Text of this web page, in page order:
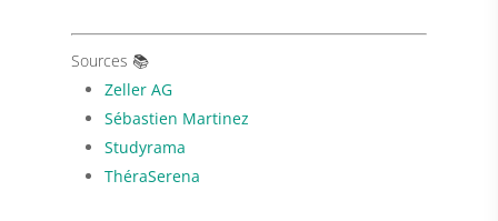
Sources 📚
Zeller AG
Sébastien Martinez
Studyrama
ThéraSerena